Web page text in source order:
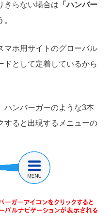
きらない場合は 「ハンバー
マホ用サイトのグローバル
ドとして定着しているから
ハンバーガーのような3本
すると出現するメニューの